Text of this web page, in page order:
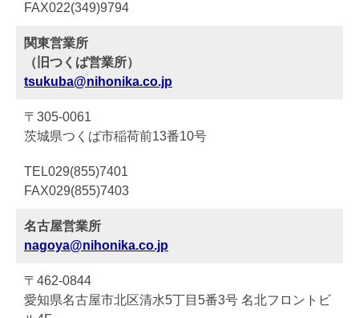
FAX022(349)9794
関東営業所
（旧つくば営業所）
tsukuba@nihonika.co.jp
〒305-0061
茨城県つくば市稲荷前13番10号
TEL029(855)7401
FAX029(855)7403
名古屋営業所
nagoya@nihonika.co.jp
〒462-0844
愛知県名古屋市北区清水5丁目5番3号 名北フロントビ